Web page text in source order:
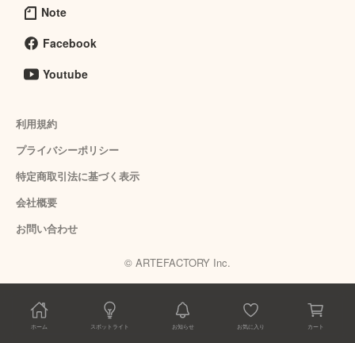
ホーム スポットライト お知らせ お気に入り カート
Note
Facebook
Youtube
利用規約
プライバシーポリシー
特定商取引法に基づく表示
会社概要
お問い合わせ
© ARTEFACTORY Inc.